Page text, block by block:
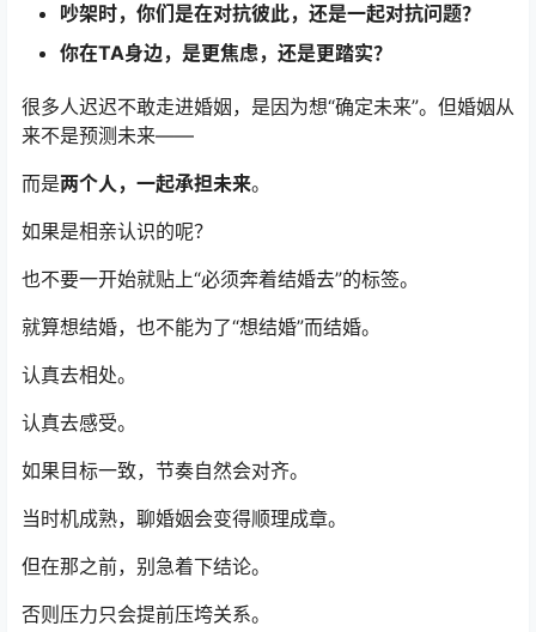
吵架时，你们是在对抗彼此，还是一起对抗问题？
你在TA身边，是更焦虑，还是更踏实？
很多人迟迟不敢走进婚姻，是因为想“确定未来”。但婚姻从
来不是预测未来——
而是两个人，一起承担未来。
如果是相亲认识的呢？
也不要一开始就贴上“必须奔着结婚去”的标签。
就算想结婚，也不能为了“想结婚”而结婚。
认真去相处。
认真去感受。
如果目标一致，节奏自然会对齐。
当时机成熟，聊婚姻会变得顺理成章。
但在那之前，别急着下结论。
否则压力只会提前压垮关系。